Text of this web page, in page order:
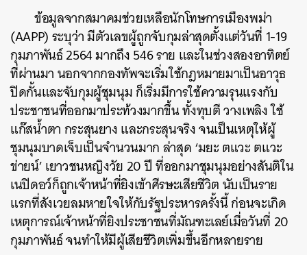
ข้อมูลจากสมาคมช่วยเหลือนักโทษการเมืองพม่า
(AAPP) ระบุว่า มีตัวเลขผู้ถูกจับกุมล่าสุดตั้งแต่วันที่ 1-19
กุมภาพันธ์ 2564 มากถึง 546 ราย และในช่วงสองอาทิตย์
ที่ผ่านมา นอกจากกองทัพจะเริ่มใช้กฎหมายมาเป็นอาวุธ
ปิดกั้นและจับกุมผู้ชุมนุม ก็เริ่มมีการใช้ความรุนแรงกับ
ประชาชนที่ออกมาประท้วงมากขึ้น ทั้งทุบตี วางเพลิง ใช้
แก๊สน้ำตา กระสุนยาง และกระสุนจริง จนเป็นเหตุให้ผู้
ชุมนุมบาดเจ็บเป็นจำนวนมาก ล่าสุด ‘มยะ ตแวะ ตแวะ
ข่ายน์’ เยาวชนหญิงวัย 20 ปี ที่ออกมาชุมนุมอย่างสันติใน
เนปิดอว์ก็ถูกเจ้าหน้าที่ยิงเข้าศีรษะเสียชีวิต นับเป็นราย
แรกที่สังเวยลมหายใจให้กับรัฐประหารครั้งนี้ ก่อนจะเกิด
เหตุการณ์เจ้าหน้าที่ยิงประชาชนที่มัณฑะเลย์เมื่อวันที่ 20
กุมภาพันธ์ จนทำให้มีผู้เสียชีวิตเพิ่มขึ้นอีกหลายราย